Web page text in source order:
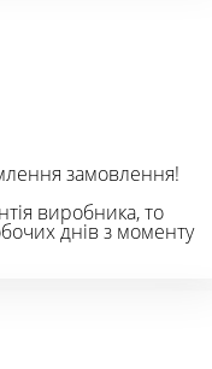
замовлення!
виробника, то
днів з моменту